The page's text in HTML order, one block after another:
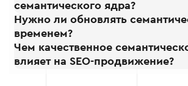
семантического ядра?
Нужно ли обновлять
временем?
Чем качественное
влияет на SEO-продвижение?